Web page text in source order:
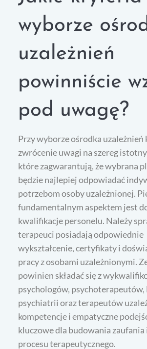
wyborze
uzależnień
powinniście
pod uwagę?
Przy wyborze ośrodka uzależnień
zwrócenie uwagi na szereg
które zagwarantują, że wybrana
będzie najlepiej odpowiadać
potrzebom osoby uzależnionej.
fundamentalnym aspektem jest
kwalifikacje personelu. Należy
terapeuci posiadają odpowiednie
wykształcenie, certyfikaty i
pracy z osobami uzależnionymi.
powinien składać się z
psychologów, psychoterapeutów,
psychiatrii oraz terapeutów
kompetencje i empatyczne
kluczowe dla budowania zaufania
procesu terapeutycznego.